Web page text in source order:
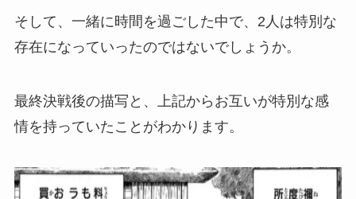
そして、一緒に時間を過ごした中で、2人は特別な
存在になっていったのではないでしょうか。
最終決戦後の描写と、上記からお互いが特別な感
情を持っていたことがわかります。